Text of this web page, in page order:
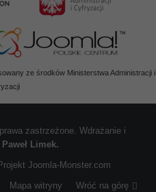
ze środków Ministerstwa Administracji i
zastrzeżone. Wdrażanie i
Paweł Limek.
Joomla-Monster.com
Mapa witryny
Wróć na górę